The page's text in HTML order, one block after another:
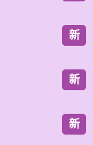
新
新
新